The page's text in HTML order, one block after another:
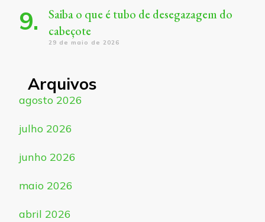
Saiba o que é tubo de desegazagem do
cabeçote
29 de maio de 2026
Arquivos
agosto 2026
julho 2026
junho 2026
maio 2026
abril 2026